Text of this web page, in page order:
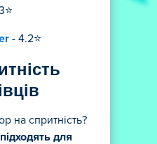
- 4.2⭐
на спритність?
для